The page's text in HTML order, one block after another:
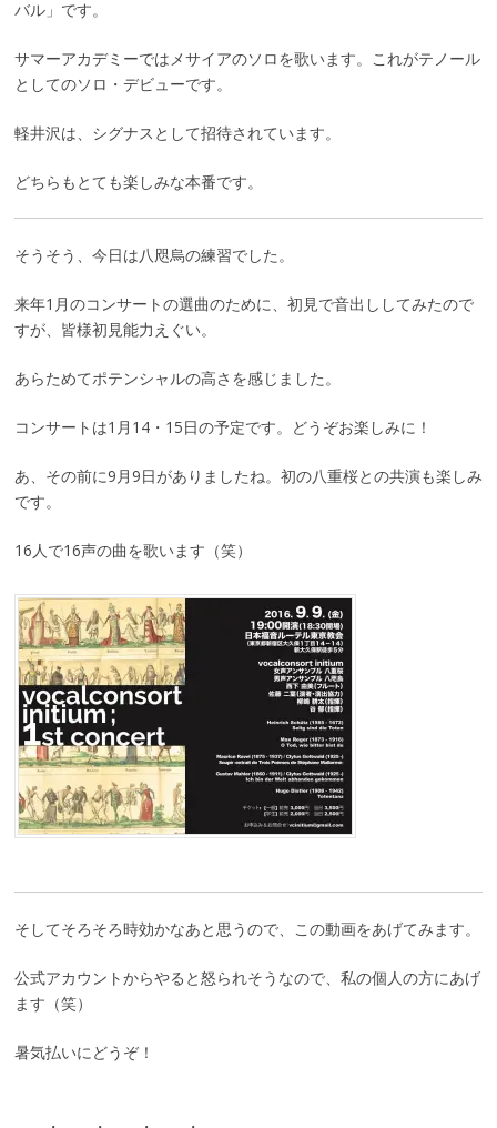
バル」です。
サマーアカデミーではメサイアのソロを歌います。これがテノール
としてのソロ・デビューです。
軽井沢は、シグナスとして招待されています。
どちらもとても楽しみな本番です。
そうそう、今日は八咫烏の練習でした。
来年1月のコンサートの選曲のために、初見で音出ししてみたので
すが、皆様初見能力えぐい。
あらためてポテンシャルの高さを感じました。
コンサートは1月14・15日の予定です。どうぞお楽しみに！
あ、その前に9月9日がありましたね。初の八重桜との共演も楽しみ
です。
16人で16声の曲を歌います（笑）
そしてそろそろ時効かなあと思うので、この動画をあげてみます。
公式アカウントからやると怒られそうなので、私の個人の方にあげ
ます（笑）
暑気払いにどうぞ！